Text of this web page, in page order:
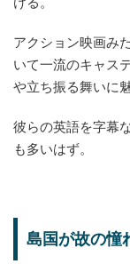
アクション映画み
いて一流のキャス
や立ち振る舞いに
彼らの英語を字幕
も多いはず。
島国が故の憧